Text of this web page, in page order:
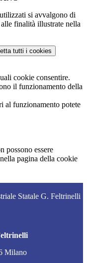
si avvalgono di
finalità illustrate nella
tutti i cookies
cookie consentire.
il funzionamento della
al funzionamento potete
possono essere
pagina della cookie
Statale G. Feltrinelli
Milano